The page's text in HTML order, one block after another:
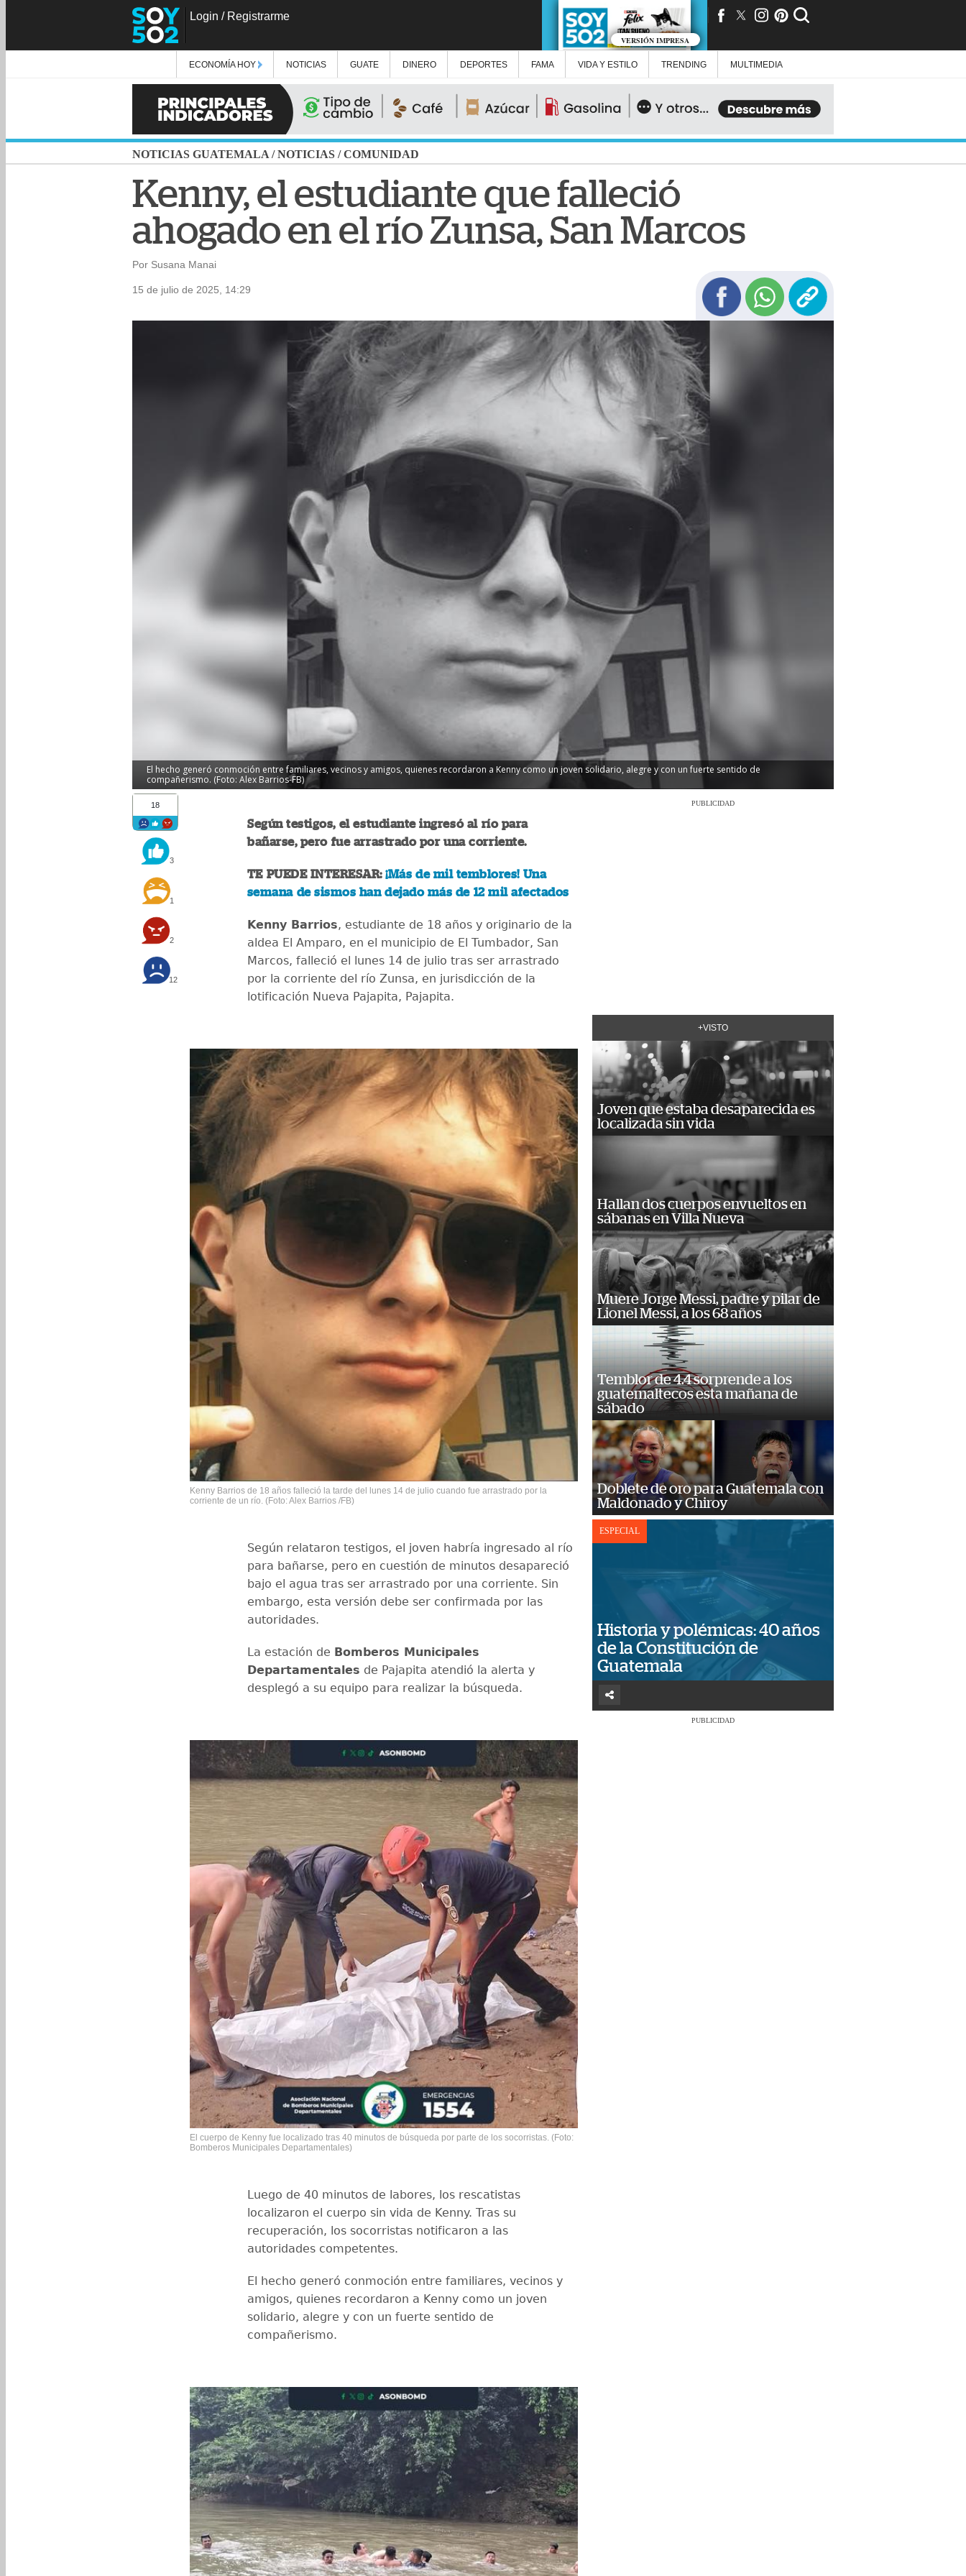
Login / Registrarme
VERSIÓN IMPRESA
ECONOMÍA HOY NOTICIAS GUATE DINERO DEPORTES FAMA VIDA Y ESTILO TRENDING MULTIMEDIA
NOTICIAS GUATEMALA /NOTICIAS /COMUNIDAD
Kenny, el estudiante que falleció
ahogado en el río Zunsa, San Marcos
Por Susana Manai
15 de julio de 2025, 14:29
El hecho generó conmoción entre familiares, vecinos y amigos, quienes recordaron a Kenny como un joven solidario, alegre y con un fuerte sentido de
compañerismo. (Foto: Alex Barrios-FB)
18
3
1
2
12
Según testigos, el estudiante ingresó al río para
bañarse, pero fue arrastrado por una corriente.
TE PUEDE INTERESAR:¡Más de mil temblores! Una
semana de sismos han dejado más de 12 mil afectados
Kenny Barrios, estudiante de 18 años y originario de la
aldea El Amparo, en el municipio de El Tumbador, San
Marcos, falleció el lunes 14 de julio tras ser arrastrado
por la corriente del río Zunsa, en jurisdicción de la
lotificación Nueva Pajapita, Pajapita.
Kenny Barrios de 18 años falleció la tarde del lunes 14 de julio cuando fue arrastrado por la
corriente de un río. (Foto: Alex Barrios /FB)
Según relataron testigos, el joven habría ingresado al río
para bañarse, pero en cuestión de minutos desapareció
bajo el agua tras ser arrastrado por una corriente. Sin
embargo, esta versión debe ser confirmada por las
autoridades.
La estación de Bomberos Municipales
Departamentales de Pajapita atendió la alerta y
desplegó a su equipo para realizar la búsqueda.
El cuerpo de Kenny fue localizado tras 40 minutos de búsqueda por parte de los socorristas. (Foto:
Bomberos Municipales Departamentales)
Luego de 40 minutos de labores, los rescatistas
localizaron el cuerpo sin vida de Kenny. Tras su
recuperación, los socorristas notificaron a las
autoridades competentes.
El hecho generó conmoción entre familiares, vecinos y
amigos, quienes recordaron a Kenny como un joven
solidario, alegre y con un fuerte sentido de
compañerismo.
PUBLICIDAD
+VISTO
Joven que estaba desaparecida es
localizada sin vida
Hallan dos cuerpos envueltos en
sábanas en Villa Nueva
Muere Jorge Messi, padre y pilar de
Lionel Messi, a los 68 años
Temblor de 4.4 sorprende a los
guatemaltecos esta mañana de
sábado
Doblete de oro para Guatemala con
Maldonado y Chiroy
ESPECIAL
Historia y polémicas: 40 años
de la Constitución de
Guatemala
PUBLICIDAD